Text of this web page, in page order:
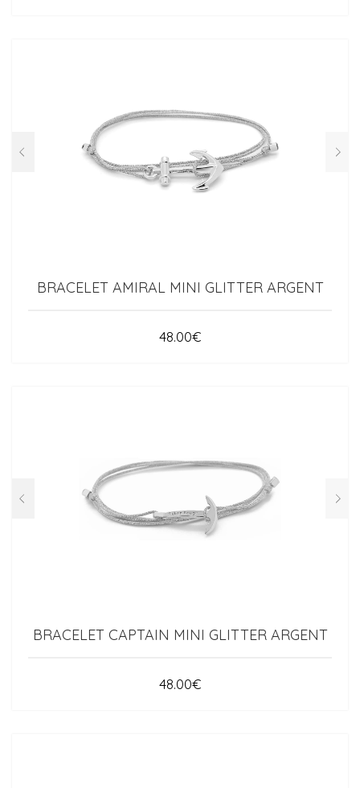
BRACELET AMIRAL MINI GLITTER ARGENT
48.00€
BRACELET CAPTAIN MINI GLITTER ARGENT
48.00€